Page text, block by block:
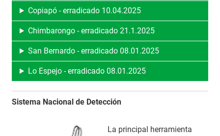
Copiapó - erradicado 10.04.2025
Chimbarongo - erradicado 21.1.2025
San Bernardo - erradicado 08.01.2025
Lo Espejo - erradicado 08.01.2025
Sistema Nacional de Detección
La principal herramienta